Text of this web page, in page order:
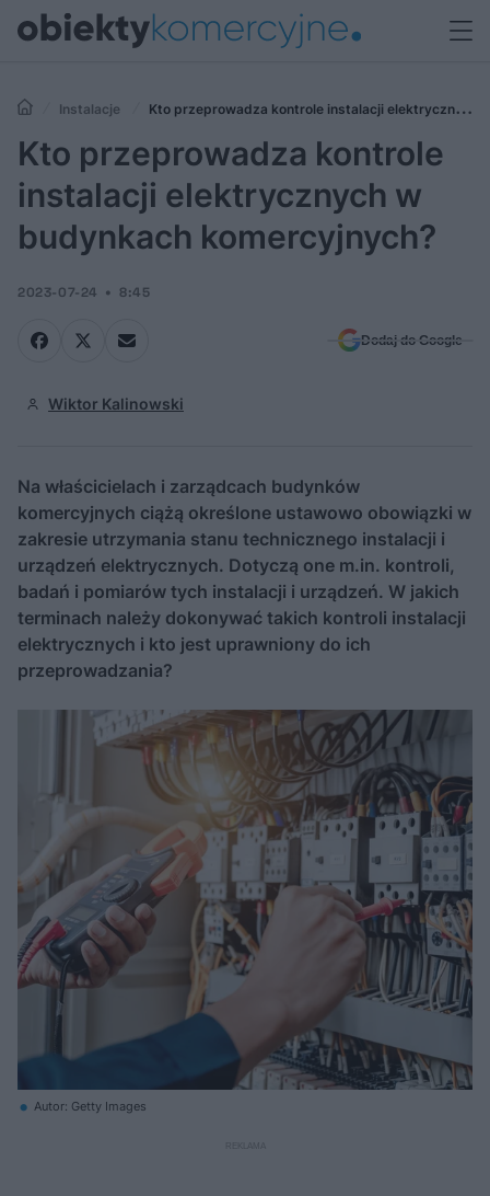
Instalacje
Kto przeprowadza kontrole instalacji elektrycznych
w budynkach komercyjnych?
Kto przeprowadza kontrole
instalacji elektrycznych w
budynkach komercyjnych?
2023-07-24 8:45
Dodaj do Google
Wiktor Kalinowski
Na właścicielach i zarządcach budynków
komercyjnych ciążą określone ustawowo obowiązki w
zakresie utrzymania stanu technicznego instalacji i
urządzeń elektrycznych. Dotyczą one m.in. kontroli,
badań i pomiarów tych instalacji i urządzeń. W jakich
terminach należy dokonywać takich kontroli instalacji
elektrycznych i kto jest uprawniony do ich
przeprowadzania?
Autor: Getty Images